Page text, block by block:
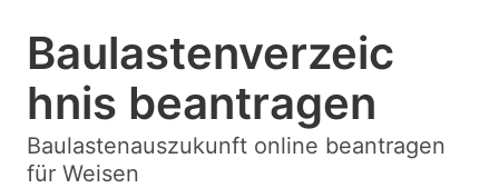
Baulastenverzeic
hnis beantragen
Baulastenauszukunft online beantragen
für Weisen